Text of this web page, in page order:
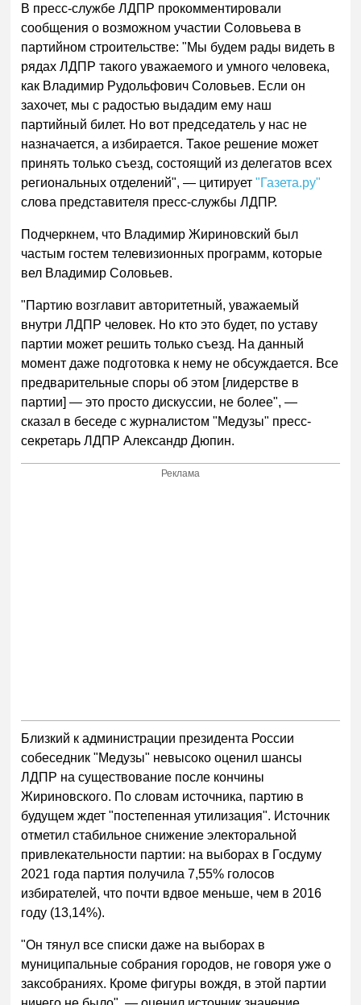
В пресс-службе ЛДПР прокомментировали
сообщения о возможном участии Соловьева в
партийном строительстве: "Мы будем рады видеть в
рядах ЛДПР такого уважаемого и умного человека,
как Владимир Рудольфович Соловьев. Если он
захочет, мы с радостью выдадим ему наш
партийный билет. Но вот председатель у нас не
назначается, а избирается. Такое решение может
принять только съезд, состоящий из делегатов всех
региональных отделений", — цитирует"Газета.ру"
слова представителя пресс-службы ЛДПР.
Подчеркнем, что Владимир Жириновский был
частым гостем телевизионных программ, которые
вел Владимир Соловьев.
"Партию возглавит авторитетный, уважаемый
внутри ЛДПР человек. Но кто это будет, по уставу
партии может решить только съезд. На данный
момент даже подготовка к нему не обсуждается. Все
предварительные споры об этом [лидерстве в
партии] — это просто дискуссии, не более", —
сказал в беседе с журналистом "Медузы" пресс-
секретарь ЛДПР Александр Дюпин.
Реклама
Близкий к администрации президента России
собеседник "Медузы" невысоко оценил шансы
ЛДПР на существование после кончины
Жириновского. По словам источника, партию в
будущем ждет "постепенная утилизация". Источник
отметил стабильное снижение электоральной
привлекательности партии: на выборах в Госдуму
2021 года партия получила 7,55% голосов
избирателей, что почти вдвое меньше, чем в 2016
году (13,14%).
"Он тянул все списки даже на выборах в
муниципальные собрания городов, не говоря уже о
заксобраниях. Кроме фигуры вождя, в этой партии